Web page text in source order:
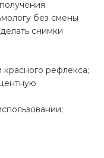
без смены
снимки
рефлекса;